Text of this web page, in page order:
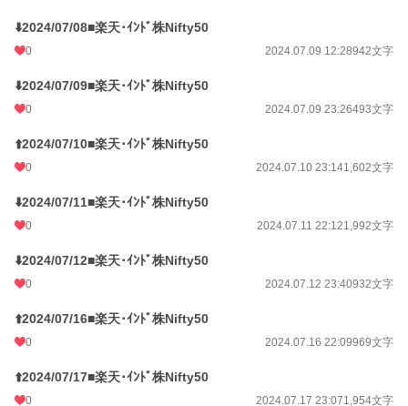
⬇️2024/07/08■楽天･ｲﾝﾄﾞ株Nifty50
0 2024.07.09 12:28942文字
⬇️2024/07/09■楽天･ｲﾝﾄﾞ株Nifty50
0 2024.07.09 23:26493文字
⬆️2024/07/10■楽天･ｲﾝﾄﾞ株Nifty50
0 2024.07.10 23:141,602文字
⬇️2024/07/11■楽天･ｲﾝﾄﾞ株Nifty50
0 2024.07.11 22:121,992文字
⬇️2024/07/12■楽天･ｲﾝﾄﾞ株Nifty50
0 2024.07.12 23:40932文字
⬆️2024/07/16■楽天･ｲﾝﾄﾞ株Nifty50
0 2024.07.16 22:09969文字
⬆️2024/07/17■楽天･ｲﾝﾄﾞ株Nifty50
0 2024.07.17 23:071,954文字